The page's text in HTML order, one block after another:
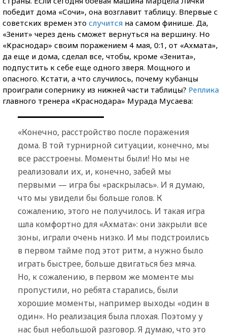
победит дома «Сочи», она возглавит таблицу. Впервые с
советских времен это случится на самом финише. Да,
«Зенит» через день сможет вернуться на вершину. Но
«Краснодар» своим поражением 4 мая, 0:1, от «Ахмата»,
да еще и дома, сделал все, чтобы, кроме «Зенита»,
подпустить к себе еще одного зверя. Мощного и
опасного. Кстати, а что случилось, почему кубанцы
проиграли сопернику из нижней части таблицы? Реплика
главного тренера «Краснодара» Мурада Мусаева:
«Конечно, расстройство после поражения
дома. В той турнирной ситуации, конечно, мы
все расстроены. Моменты были! Но мы не
реализовали их, и, конечно, забей мы
первыми — игра бы «раскрылась». И я думаю,
что мы увидели бы больше голов. К
сожалению, этого не получилось. И такая игра
шла комфортно для «Ахмата»: они закрыли все
зоны, играли очень низко. И мы подстроились
в первом тайме под этот ритм, а нужно было
играть быстрее, больше двигаться без мяча.
Но, к сожалению, в первом же моменте мы
пропустили, но ребята старались, были
хорошие моменты, например выходы «один в
один». Но реализация была плохая. Поэтому у
нас был небольшой разговор. Я думаю, что это